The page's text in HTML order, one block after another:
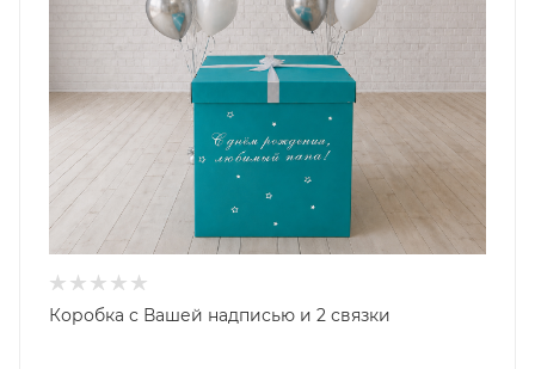
Коробка с Вашей надписью и 2 связки